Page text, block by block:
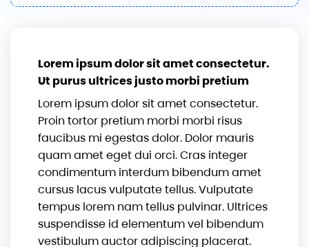
Lorem ipsum dolor sit amet consectetur.
Ut purus ultrices justo morbi pretium
Lorem ipsum dolor sit amet consectetur.
Proin tortor pretium morbi morbi risus
faucibus mi egestas dolor. Dolor mauris
quam amet eget dui orci. Cras integer
condimentum interdum bibendum amet
cursus lacus vulputate tellus. Vulputate
tempus lorem nam tellus pulvinar. Ultrices
suspendisse id elementum vel bibendum
vestibulum auctor adipiscing placerat.